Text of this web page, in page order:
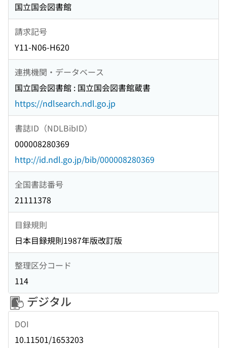
国立国会図書館
請求記号
Y11-N06-H620
連携機関・データベース
国立国会図書館 : 国立国会図書館蔵書
https://ndlsearch.ndl.go.jp
書誌ID（NDLBibID）
000008280369
http://id.ndl.go.jp/bib/000008280369
全国書誌番号
21111378
目録規則
日本目録規則1987年版改訂版
整理区分コード
114
デジタル
DOI
10.11501/1653203